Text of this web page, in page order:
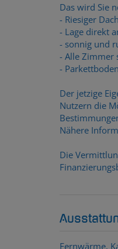
Das wird Sie
- Riesiger
- Lage direkt
- sonnig und
- Alle Zimmer
- Parkettboden
Der jetzige
Nutzern die
Nähere
Die
Fernwärme